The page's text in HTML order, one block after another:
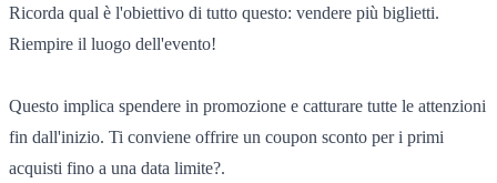
Ricorda qual è l'obiettivo di tutto questo: vendere più biglietti.
Riempire il luogo dell'evento!
Questo implica spendere in promozione e catturare tutte le attenzioni
fin dall'inizio. Ti conviene offrire un coupon sconto per i primi
acquisti fino a una data limite?.